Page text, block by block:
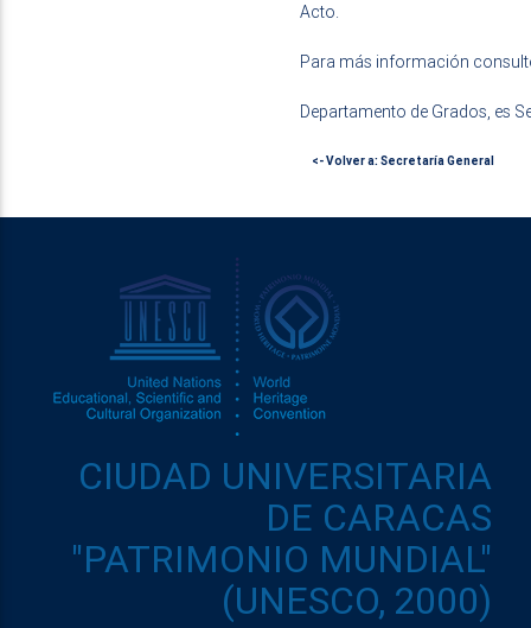
Acto.
Para más información
Departamento de Grados, es
<- Volver a: Secretaría General
CIUDAD UNIVERSITARIA
DE CARACAS
"PATRIMONIO MUNDIAL"
(UNESCO, 2000)